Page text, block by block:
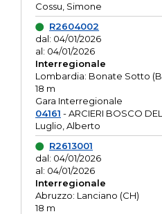
Cossu, Simone
R2604002
dal: 04/01/2026
al: 04/01/2026
Interregionale
Lombardia: Bonate Sotto
18 m
Gara Interregionale
04161 - ARCIERI BOSCO
Luglio, Alberto
R2613001
dal: 04/01/2026
al: 04/01/2026
Interregionale
Abruzzo: Lanciano (CH)
18 m